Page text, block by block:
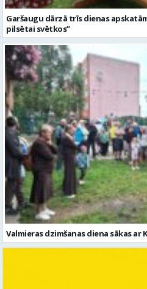
Valmieras dzimšanas diena sākas